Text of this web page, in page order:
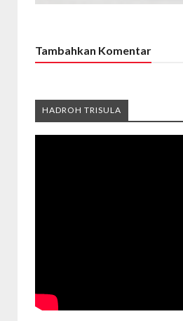
Tambahkan Komentar
HADROH TRISULA